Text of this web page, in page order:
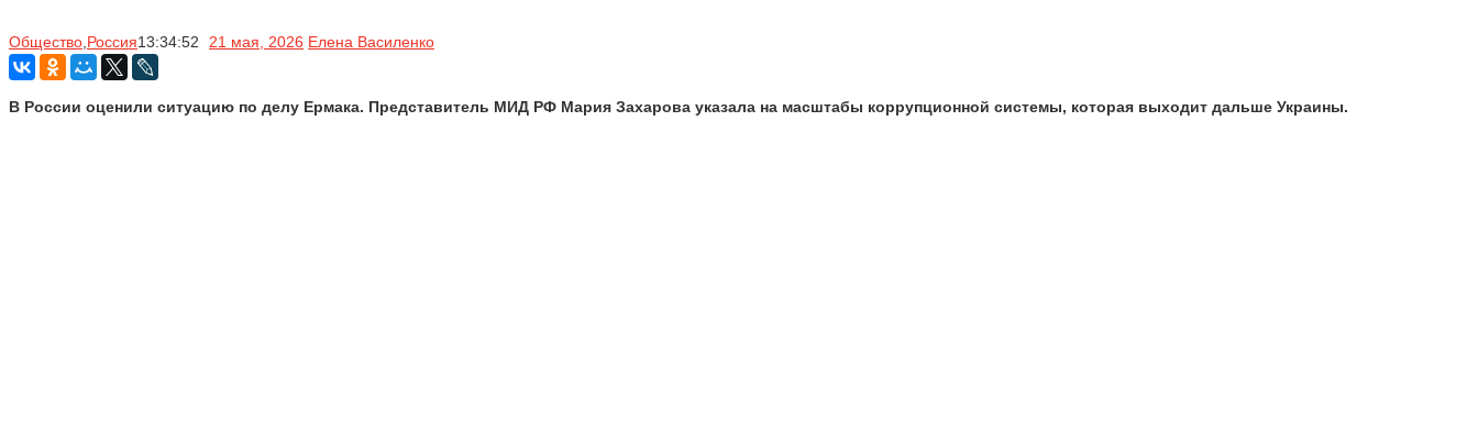
Общество Россия13:34:52 21 мая, 2026 Елена Василенко
В России оценили ситуацию по делу Ермака. Представитель МИД РФ Мария Захарова указала на масштабы коррупционной системы, которая выходит дальше Украины.